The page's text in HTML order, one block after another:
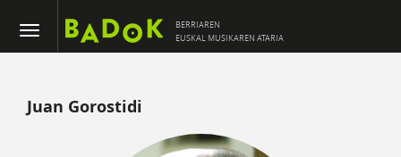
BERRIAREN
EUSKAL MUSIKAREN ATARIA
Juan Gorostidi